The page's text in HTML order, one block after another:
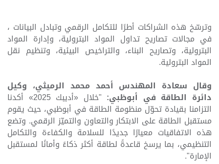
وترسّخ هذه الشراكات أطرًا للتكامل الرقمي وتبادل البيانات ،
في مجالات تصاريح تداول المواد البترولية، وإدارة المواد
البترولية، وتصاريح البناء، والتراخيص البيئية، وتنظيم نقل
المواد البترولية.
وقال سعادة المهندس أحمد محمد الرميثي، وكيل
دائرة الطاقة في أبوظبي: "خلال «أديبك 2025» أكدنا
التزامنا بقيادة تحوّل منظومة الطاقة في أبوظبي، حيث يقوم
مستقبل الطاقة على الابتكار والتعاون والتميّز الرقمي. وتضع
هذه الاتفاقيات معيارًا جديدًا للسلامة والكفاءة والتكامل
التنظيمي، بما يرسخ قاعدةً لطاقة أكثر ذكاءً وأمانًا لمستقبل
الإمارة".